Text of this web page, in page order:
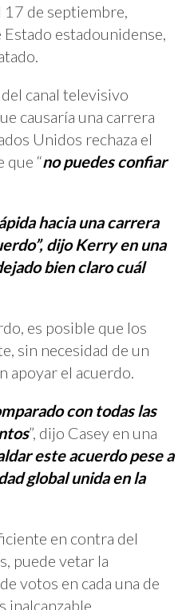
de septiembre,
estadounidense,
canal televisivo
causaría una carrera
Unidos rechaza el
que “no puedes confiar
hacia una carrera
dijo Kerry en una
bien claro cuál
es posible que los
sin necesidad de un
apoyar el acuerdo.
con todas las
”, dijo Casey en una
este acuerdo pese a
global unida en la
en contra del
puede vetar la
votos en cada una de
inalcanzable.